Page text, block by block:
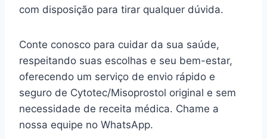
com disposição para tirar qualquer dúvida.
Conte conosco para cuidar da sua saúde,
respeitando suas escolhas e seu bem-estar,
oferecendo um serviço de envio rápido e
seguro de Cytotec/Misoprostol original e sem
necessidade de receita médica. Chame a
nossa equipe no WhatsApp.